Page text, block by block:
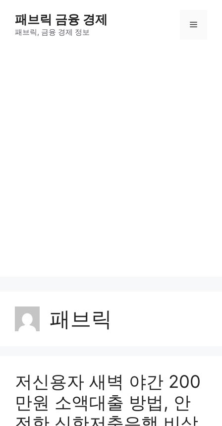
패브릭 금융 경제
패브릭, 금융 경제 정보
메
패브릭
저신용자 새벽 야간 200
만원 소액대출 방법, 안